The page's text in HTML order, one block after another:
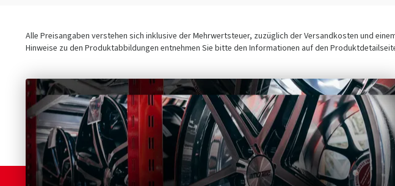
Alle Preisangaben verstehen sich inklusive der Mehrwertsteuer, zuzüglich der Versandkosten und
Hinweise zu den Produktabbildungen entnehmen Sie bitte den Informationen auf den